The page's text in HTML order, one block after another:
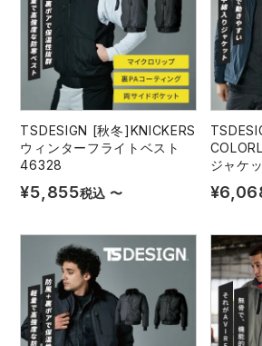
安全保護具
レインウェア・カッパ
ヤッケ
作業用小物・アクセサリー
鞄・バッグ
つなぎ
作業用ポロシャツランキング
作業用手袋ランキング
レインウェアランキング
アイズフロンティア ランキング
TSDESIGN ランキング
コーコス ランキング
GUSH FORCE CUP
GDジャパン カーシ
シンメン 日進ゴ
ハイパーV 丸五
ムービンカット グラデ
ニオイクリア タカヤ
運送・倉庫作業服
清掃・ビルメンテ作業服
夜間・高視認性安全服
医療白衣・介護服
TSDESIGN [秋冬]KNICKERS
ウィンターフライトベスト
46328
¥5,855税込 〜
ジャケ
¥